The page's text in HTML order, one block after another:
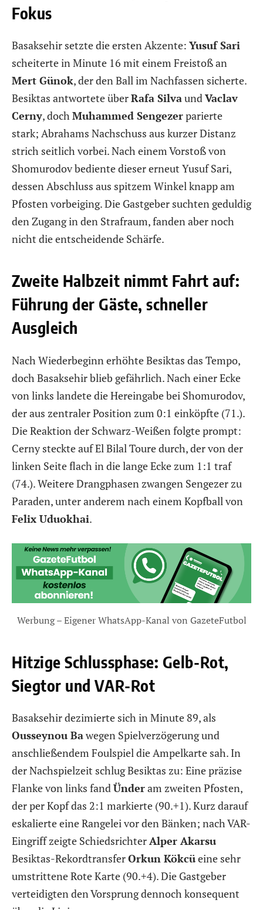
Fokus
Basaksehir setzte die ersten Akzente: Yusuf Sari
scheiterte in Minute 16 mit einem Freistoß an
Mert Günok, der den Ball im Nachfassen sicherte.
Besiktas antwortete überRafa SilvaundVaclav
Cerny, dochMuhammed Sengezerparierte
stark; Abrahams Nachschuss aus kurzer Distanz
strich seitlich vorbei. Nach einem Vorstoß von
Shomurodov bediente dieser erneut Yusuf Sari,
dessen Abschluss aus spitzem Winkel knapp am
Pfosten vorbeiging. Die Gastgeber suchten geduldig
den Zugang in den Strafraum, fanden aber noch
nicht die entscheidende Schärfe.
Zweite Halbzeit nimmt Fahrt auf:
Führung der Gäste, schneller
Ausgleich
Nach Wiederbeginn erhöhte Besiktas das Tempo,
doch Basaksehir blieb gefährlich. Nach einer Ecke
von links landete die Hereingabe bei Shomurodov,
der aus zentraler Position zum 0:1 einköpfte (71.).
Die Reaktion der Schwarz-Weißen folgte prompt:
Cerny steckte auf El Bilal Toure durch, der von der
linken Seite flach in die lange Ecke zum 1:1 traf
(74.). Weitere Drangphasen zwangen Sengezer zu
Paraden, unter anderem nach einem Kopfball von
Felix Uduokhai.
Werbung – Eigener WhatsApp-Kanal von GazeteFutbol
Hitzige Schlussphase: Gelb-Rot,
Siegtor und VAR-Rot
Basaksehir dezimierte sich in Minute 89, als
Ousseynou Bawegen Spielverzögerung und
anschließendem Foulspiel die Ampelkarte sah. In
der Nachspielzeit schlug Besiktas zu: Eine präzise
Flanke von links fandÜnderam zweiten Pfosten,
der per Kopf das 2:1 markierte (90.+1). Kurz darauf
eskalierte eine Rangelei vor den Bänken; nach VAR-
Eingriff zeigte SchiedsrichterAlper Akarsu
Besiktas-RekordtransferOrkun Kökcüeine sehr
umstrittene Rote Karte (90.+4). Die Gastgeber
verteidigten den Vorsprung dennoch konsequent